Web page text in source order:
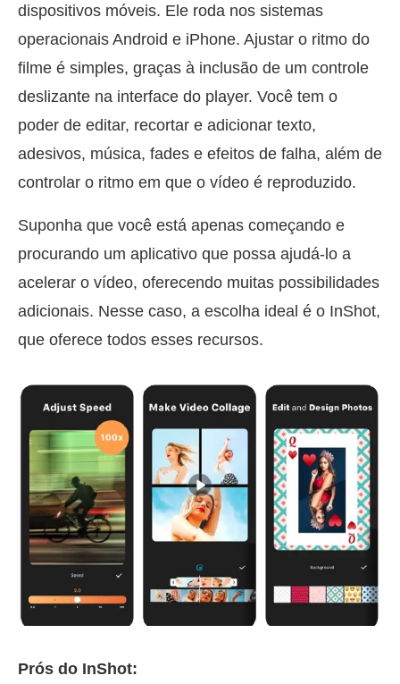
dispositivos móveis. Ele roda nos sistemas
operacionais Android e iPhone. Ajustar o ritmo do
filme é simples, graças à inclusão de um controle
deslizante na interface do player. Você tem o
poder de editar, recortar e adicionar texto,
adesivos, música, fades e efeitos de falha, além de
controlar o ritmo em que o vídeo é reproduzido.
Suponha que você está apenas começando e
procurando um aplicativo que possa ajudá-lo a
acelerar o vídeo, oferecendo muitas possibilidades
adicionais. Nesse caso, a escolha ideal é o InShot,
que oferece todos esses recursos.
Prós do InShot: